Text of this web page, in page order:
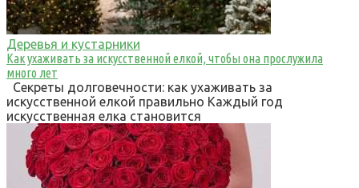
Деревья и кустарники
Как ухаживать за искусственной елкой, чтобы она прослужила
много лет
Секреты долговечности: как ухаживать за
искусственной елкой правильно Каждый год
искусственная елка становится